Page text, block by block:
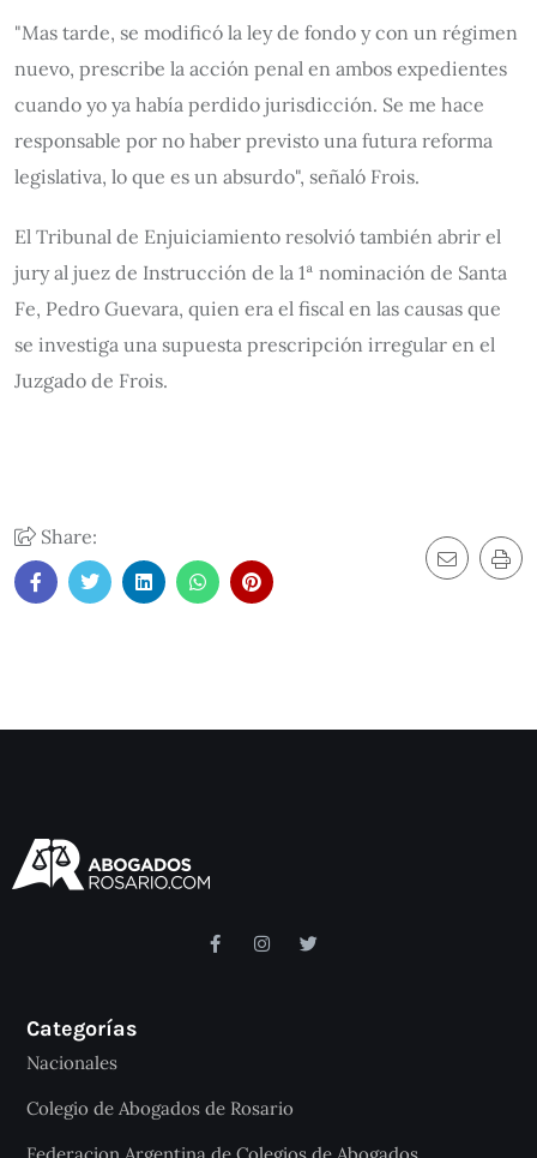
"Mas tarde, se modificó la ley de fondo y con un régimen
nuevo, prescribe la acción penal en ambos expedientes
cuando yo ya había perdido jurisdicción. Se me hace
responsable por no haber previsto una futura reforma
legislativa, lo que es un absurdo", señaló Frois.
El Tribunal de Enjuiciamiento resolvió también abrir el
jury al juez de Instrucción de la 1ª nominación de Santa
Fe, Pedro Guevara, quien era el fiscal en las causas que
se investiga una supuesta prescripción irregular en el
Juzgado de Frois.
Share:
Categorías
Nacionales
Colegio de Abogados de Rosario